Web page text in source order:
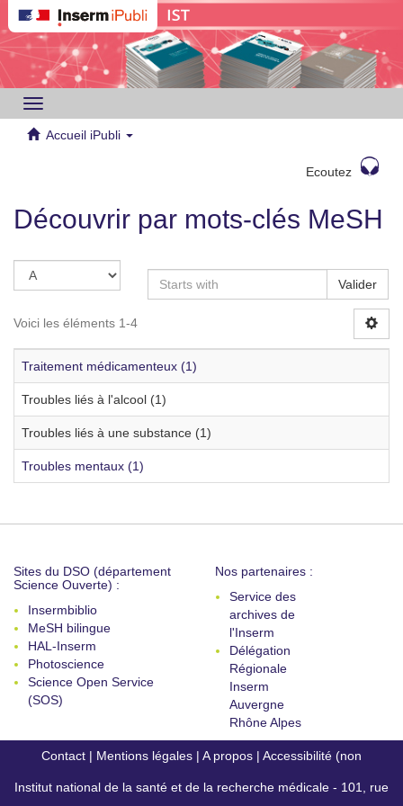
Toggle
navigation
Accueil iPubli
Ecoutez
Découvrir par mots-clés MeSH
Valider
Voici les éléments 1-4
Traitement médicamenteux (1)
Troubles liés à l'alcool (1)
Troubles liés à une substance (1)
Troubles mentaux (1)
Sites du DSO (département
Science Ouverte) :
Insermbiblio
MeSH bilingue
HAL-Inserm
Photoscience
Science Open Service
(SOS)
Nos partenaires :
Service des
archives de
l'Inserm
Délégation
Régionale
Inserm
Auvergne
Rhône Alpes
Contact | Mentions légales | A propos | Accessibilité (non
conforme)
Institut national de la santé et de la recherche médicale - 101, rue